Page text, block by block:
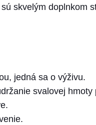
skvelým doplnkom
jedná sa o výživu.
svalovej hmoty